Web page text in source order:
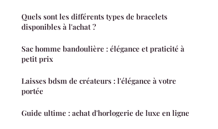
Quels sont les différents types de bracelets
disponibles à l'achat ?
Sac homme bandoulière : élégance et praticité à
petit prix
Laisses bdsm de créateurs : l'élégance à votre
portée
Guide ultime : achat d'horlogerie de luxe en ligne